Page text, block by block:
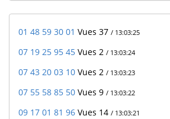
01 48 59 30 01 Vues 37 / 13:03:25
07 19 25 95 45 Vues 2 / 13:03:24
07 43 20 03 10 Vues 2 / 13:03:23
07 55 58 85 50 Vues 9 / 13:03:22
09 17 01 81 96 Vues 14 / 13:03:21